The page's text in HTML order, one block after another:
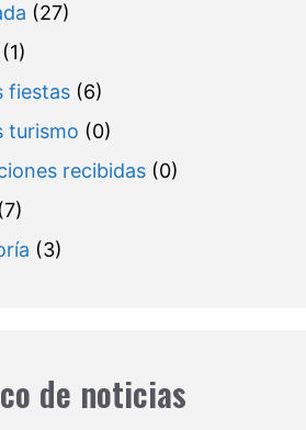
(27)
(1)
fiestas(6)
turismo (0)
recibidas(0)
(7)
(3)
de noticias